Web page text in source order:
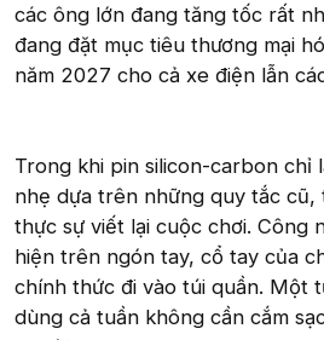
các ông lớn đang tăng tốc rất
đang đặt mục tiêu thương mại
năm 2027 cho cả xe điện lẫn
Trong khi pin silicon-carbon chỉ
nhẹ dựa trên những quy tắc
thực sự viết lại cuộc chơi. Công
hiện trên ngón tay, cổ tay của
chính thức đi vào túi quần. Một
dùng cả tuần không cần cắm